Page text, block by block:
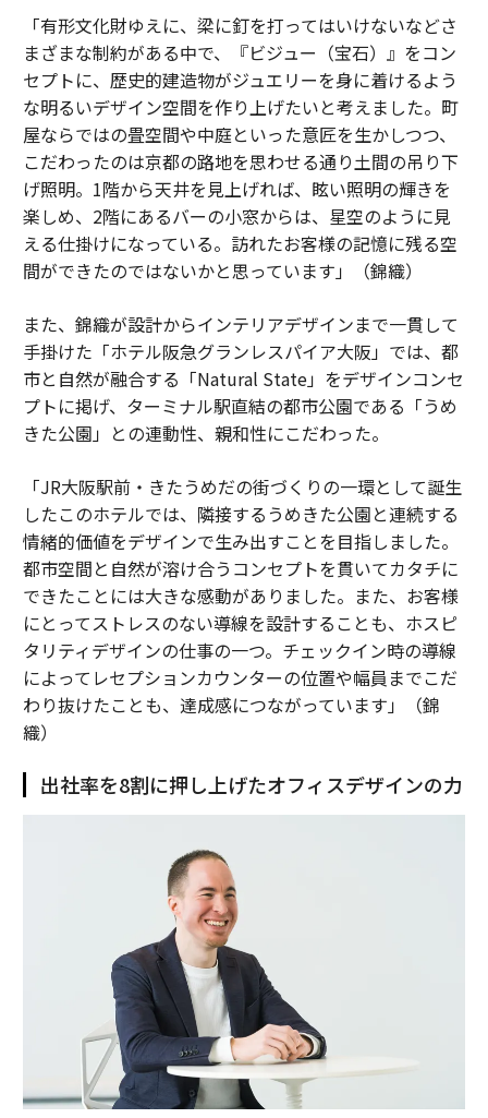
「有形文化財ゆえに、梁に釘を打ってはいけないなどさ
まざまな制約がある中で、『ビジュー（宝石）』をコン
セプトに、歴史的建造物がジュエリーを身に着けるよう
な明るいデザイン空間を作り上げたいと考えました。町
屋ならではの畳空間や中庭といった意匠を生かしつつ、
こだわったのは京都の路地を思わせる通り土間の吊り下
げ照明。1階から天井を見上げれば、眩い照明の輝きを
楽しめ、2階にあるバーの小窓からは、星空のように見
える仕掛けになっている。訪れたお客様の記憶に残る空
間ができたのではないかと思っています」（錦織）
また、錦織が設計からインテリアデザインまで一貫して
手掛けた「ホテル阪急グランレスパイア大阪」では、都
市と自然が融合する「Natural State」をデザインコンセ
プトに掲げ、ターミナル駅直結の都市公園である「うめ
きた公園」との連動性、親和性にこだわった。
「JR大阪駅前・きたうめだの街づくりの一環として誕生
したこのホテルでは、隣接するうめきた公園と連続する
情緒的価値をデザインで生み出すことを目指しました。
都市空間と自然が溶け合うコンセプトを貫いてカタチに
できたことには大きな感動がありました。また、お客様
にとってストレスのない導線を設計することも、ホスピ
タリティデザインの仕事の一つ。チェックイン時の導線
によってレセプションカウンターの位置や幅員までこだ
わり抜けたことも、達成感につながっています」（錦
織）
出社率を8割に押し上げたオフィスデザインの力